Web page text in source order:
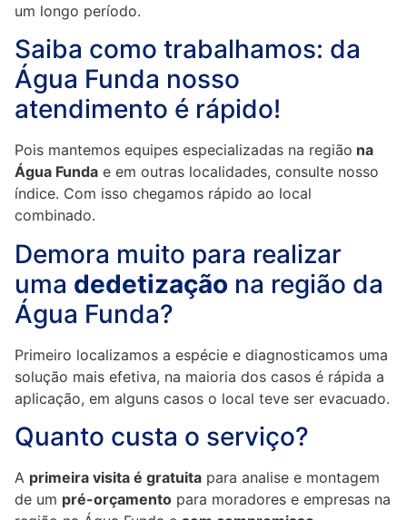
um longo período.
Saiba como trabalhamos: da
Água Funda nosso
atendimento é rápido!
Pois mantemos equipes especializadas na região na
Água Funda e em outras localidades, consulte nosso
índice. Com isso chegamos rápido ao local
combinado.
Demora muito para realizar
uma dedetização na região da
Água Funda?
Primeiro localizamos a espécie e diagnosticamos uma
solução mais efetiva, na maioria dos casos é rápida a
aplicação, em alguns casos o local teve ser evacuado.
Quanto custa o serviço?
A primeira visita é gratuita para analise e montagem
de um pré-orçamento para moradores e empresas na